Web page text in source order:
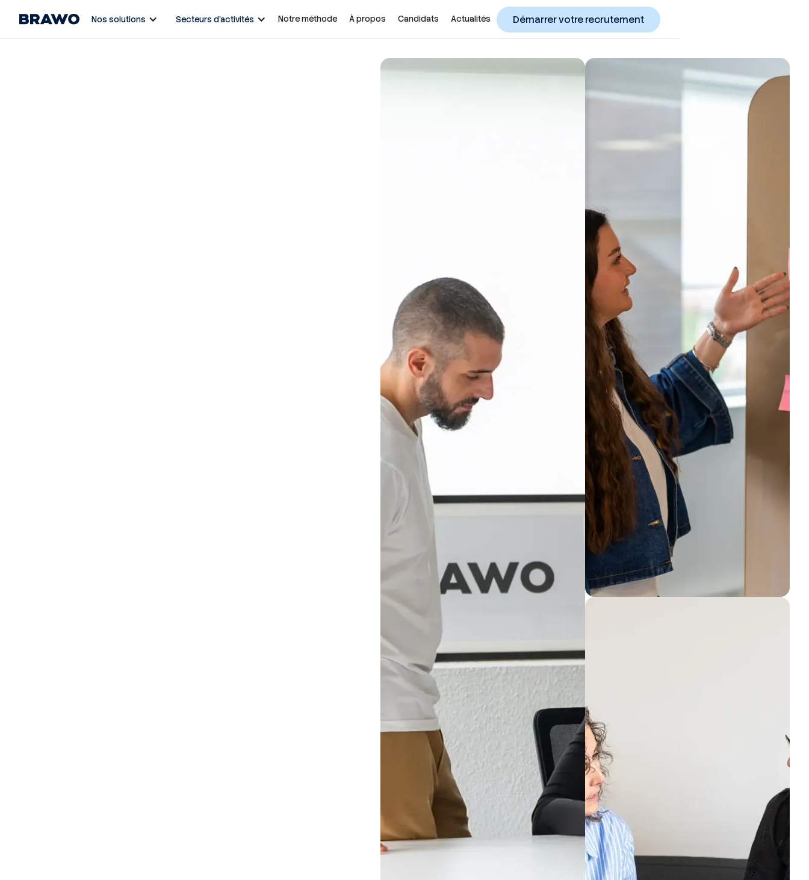
Nos solutions Secteurs d’activités Notre méthode À propos Candidats Actualités Démarrer votre recrutement